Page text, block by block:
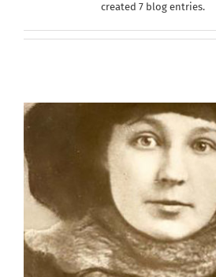
created 7 blog entries.